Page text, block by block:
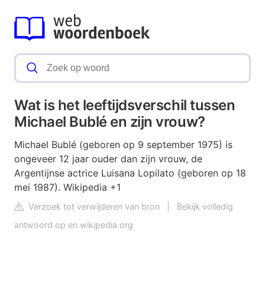
Wat is het leeftijdsverschil tussen
Michael Bublé en zijn vrouw?
Michael Bublé (geboren op 9 september 1975) is
ongeveer 12 jaar ouder dan zijn vrouw, de
Argentijnse actrice Luisana Lopilato (geboren op 18
mei 1987). Wikipedia +1
Verzoek tot verwijderen van bron
Bekijk volledig
antwoord op en.wikipedia.org